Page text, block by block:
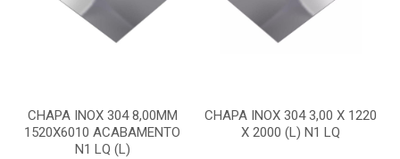
CHAPA INOX 304 8,00MM
1520X6010 ACABAMENTO
N1 LQ (L)
CHAPA INOX 304 3,00 X 1220
X 2000 (L) N1 LQ